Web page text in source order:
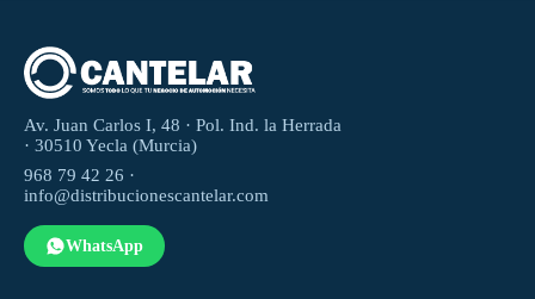
Av. Juan Carlos I, 48 · Pol. Ind. la Herrada
· 30510 Yecla (Murcia)
968 79 42 26 ·
info@distribucionescantelar.com
WhatsApp